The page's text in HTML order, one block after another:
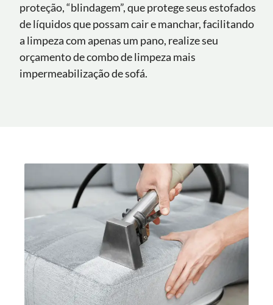
proteção, “blindagem”, que protege seus estofados
de líquidos que possam cair e manchar, facilitando
a limpeza com apenas um pano, realize seu
orçamento de combo de limpeza mais
impermeabilização de sofá.